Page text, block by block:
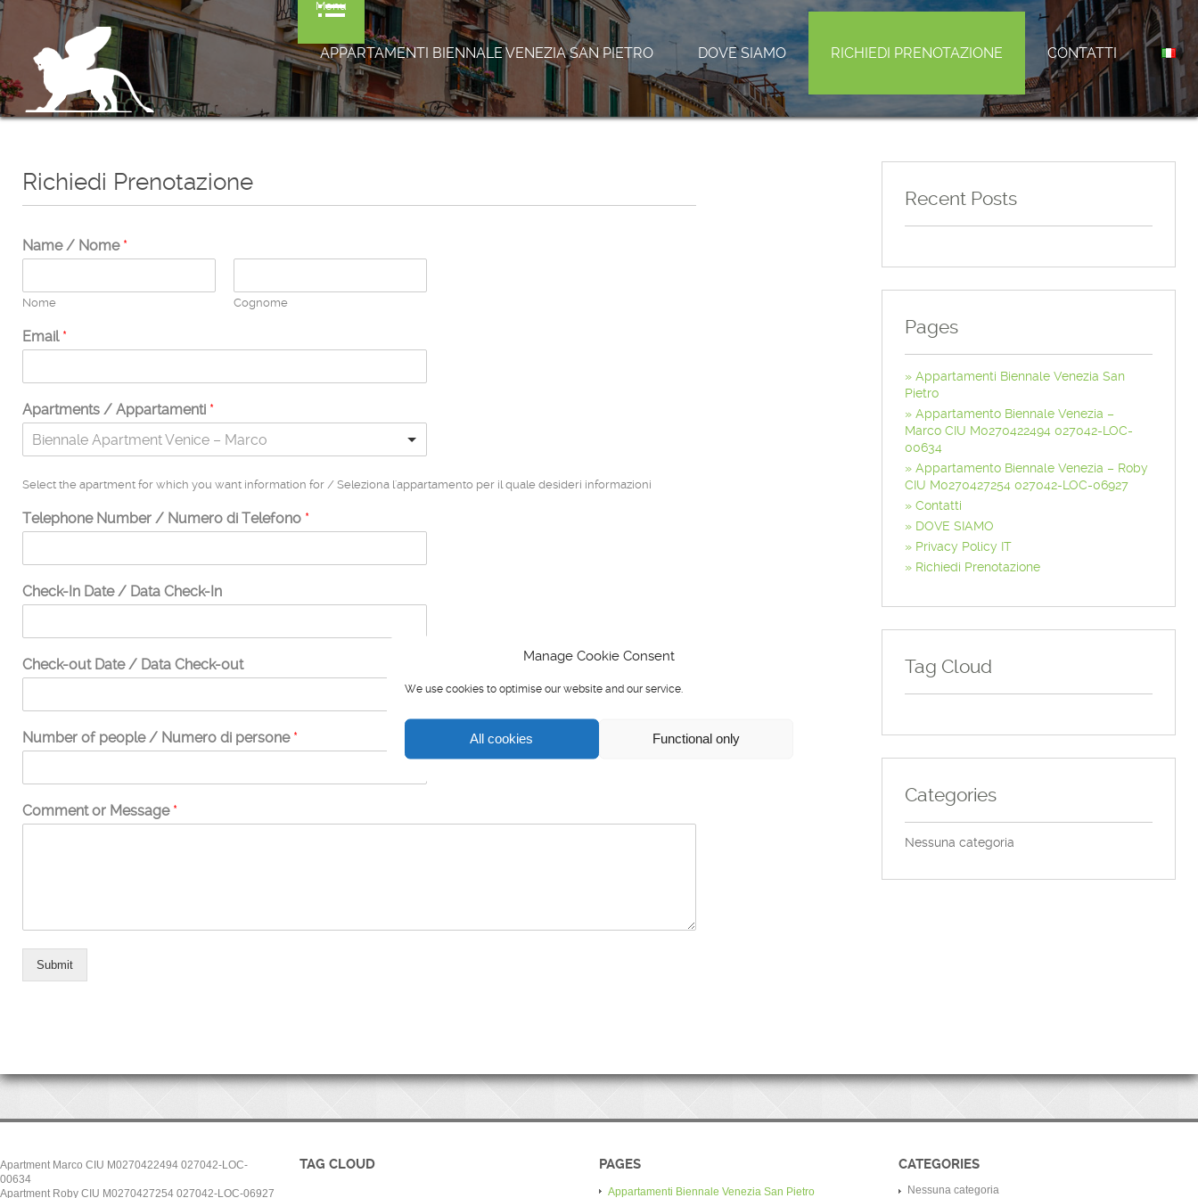
Manage Cookie Consent
We use cookies to optimise our website and our service.
All cookies Functional only
Menu
APPARTAMENTI BIENNALE VENEZIA SAN PIETRO DOVE SIAMO RICHIEDI PRENOTAZIONE CONTATTI
Richiedi Prenotazione
Name / Nome *
Nome Cognome
Email *
Apartments / Appartamenti *
Biennale Apartment Venice – Marco
Select the apartment for which you want information for / Seleziona l'appartamento per il quale desideri informazioni
Telephone Number / Numero di Telefono *
Check-In Date / Data Check-In
Check-out Date / Data Check-out
Number of people / Numero di persone *
Comment or Message *
Submit
Recent Posts
Pages
Appartamenti Biennale Venezia San
Pietro
Appartamento Biennale Venezia –
Marco CIU M0270422494 027042-LOC-
00634
Appartamento Biennale Venezia – Roby
CIU M0270427254 027042-LOC-06927
Contatti
DOVE SIAMO
Privacy Policy IT
Richiedi Prenotazione
Tag Cloud
Categories
Nessuna categoria
Apartment Marco CIU M0270422494 027042-LOC-
00634
Apartment Roby CIU M0270427254 027042-LOC-06927
TAG CLOUD PAGES
Appartamenti Biennale Venezia San Pietro
CATEGORIES
Nessuna categoria